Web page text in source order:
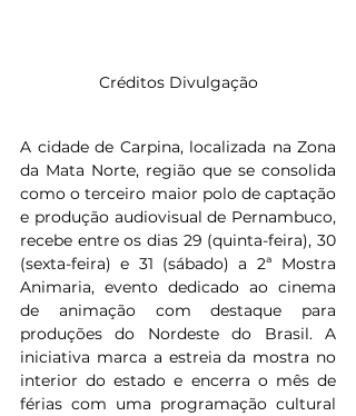
Créditos Divulgação
A cidade de Carpina, localizada na Zona
da Mata Norte, região que se consolida
como o terceiro maior polo de captação
e produção audiovisual de Pernambuco,
recebe entre os dias 29 (quinta-feira), 30
(sexta-feira) e 31 (sábado) a 2ª Mostra
Animaria, evento dedicado ao cinema
de animação com destaque para
produções do Nordeste do Brasil. A
iniciativa marca a estreia da mostra no
interior do estado e encerra o mês de
férias com uma programação cultural